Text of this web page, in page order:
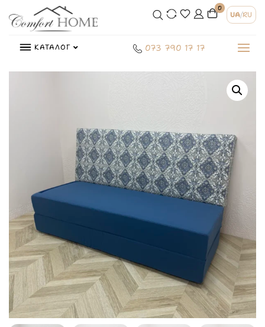
0
UA/RU
КАТАЛОГ 073 790 17 17